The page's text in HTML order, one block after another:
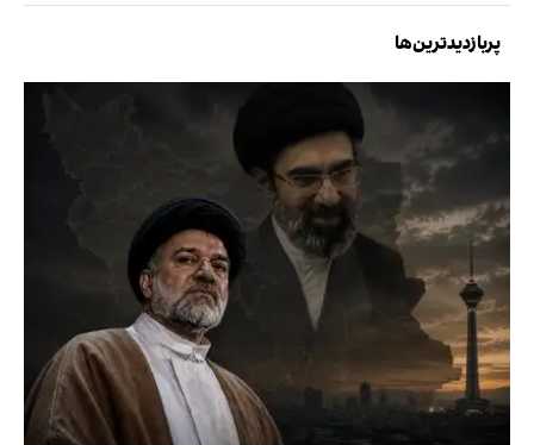
پربازدیدترین‌ها